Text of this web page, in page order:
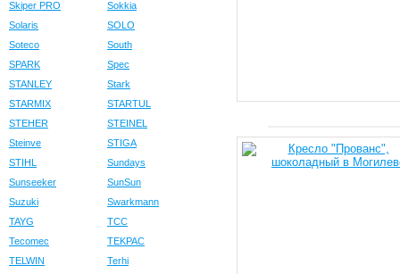
Skiper PRO
Sokkia
Solaris
SOLO
Soteco
South
SPARK
Spec
STANLEY
Stark
STARMIX
STARTUL
STEHER
STEINEL
Steinve
STIGA
STIHL
Sundays
Sunseeker
SunSun
Suzuki
Swarkmann
TAYG
TCC
Tecomec
TEKPAC
TELWIN
Terhi